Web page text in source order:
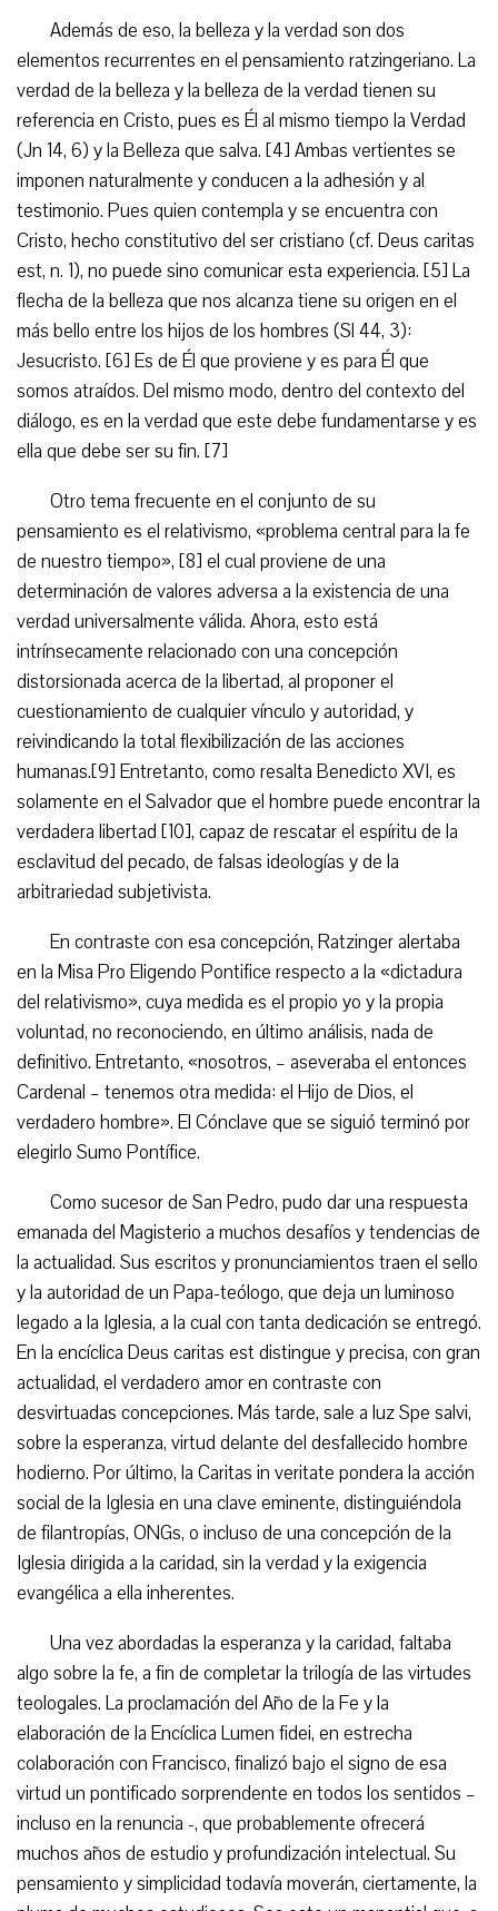
Además de eso, la belleza y la verdad son dos
elementos recurrentes en el pensamiento ratzingeriano. La
verdad de la belleza y la belleza de la verdad tienen su
referencia en Cristo, pues es Él al mismo tiempo la Verdad
(Jn 14, 6) y la Belleza que salva. [4] Ambas vertientes se
imponen naturalmente y conducen a la adhesión y al
testimonio. Pues quien contempla y se encuentra con
Cristo, hecho constitutivo del ser cristiano (cf. Deus caritas
est, n. 1), no puede sino comunicar esta experiencia. [5] La
flecha de la belleza que nos alcanza tiene su origen en el
más bello entre los hijos de los hombres (Sl 44, 3):
Jesucristo. [6] Es de Él que proviene y es para Él que
somos atraídos. Del mismo modo, dentro del contexto del
diálogo, es en la verdad que este debe fundamentarse y es
ella que debe ser su fin. [7]
Otro tema frecuente en el conjunto de su
pensamiento es el relativismo, «problema central para la fe
de nuestro tiempo», [8] el cual proviene de una
determinación de valores adversa a la existencia de una
verdad universalmente válida. Ahora, esto está
intrínsecamente relacionado con una concepción
distorsionada acerca de la libertad, al proponer el
cuestionamiento de cualquier vínculo y autoridad, y
reivindicando la total flexibilización de las acciones
humanas.[9] Entretanto, como resalta Benedicto XVI, es
solamente en el Salvador que el hombre puede encontrar la
verdadera libertad [10], capaz de rescatar el espíritu de la
esclavitud del pecado, de falsas ideologías y de la
arbitrariedad subjetivista.
En contraste con esa concepción, Ratzinger alertaba
en la Misa Pro Eligendo Pontifice respecto a la «dictadura
del relativismo», cuya medida es el propio yo y la propia
voluntad, no reconociendo, en último análisis, nada de
definitivo. Entretanto, «nosotros, – aseveraba el entonces
Cardenal – tenemos otra medida: el Hijo de Dios, el
verdadero hombre». El Cónclave que se siguió terminó por
elegirlo Sumo Pontífice.
Como sucesor de San Pedro, pudo dar una respuesta
emanada del Magisterio a muchos desafíos y tendencias de
la actualidad. Sus escritos y pronunciamientos traen el sello
y la autoridad de un Papa-teólogo, que deja un luminoso
legado a la Iglesia, a la cual con tanta dedicación se entregó.
En la encíclica Deus caritas est distingue y precisa, con gran
actualidad, el verdadero amor en contraste con
desvirtuadas concepciones. Más tarde, sale a luz Spe salvi,
sobre la esperanza, virtud delante del desfallecido hombre
hodierno. Por último, la Caritas in veritate pondera la acción
social de la Iglesia en una clave eminente, distinguiéndola
de filantropías, ONGs, o incluso de una concepción de la
Iglesia dirigida a la caridad, sin la verdad y la exigencia
evangélica a ella inherentes.
Una vez abordadas la esperanza y la caridad, faltaba
algo sobre la fe, a fin de completar la trilogía de las virtudes
teologales. La proclamación del Año de la Fe y la
elaboración de la Encíclica Lumen fidei, en estrecha
colaboración con Francisco, finalizó bajo el signo de esa
virtud un pontificado sorprendente en todos los sentidos –
incluso en la renuncia -, que probablemente ofrecerá
muchos años de estudio y profundización intelectual. Su
pensamiento y simplicidad todavía moverán, ciertamente, la